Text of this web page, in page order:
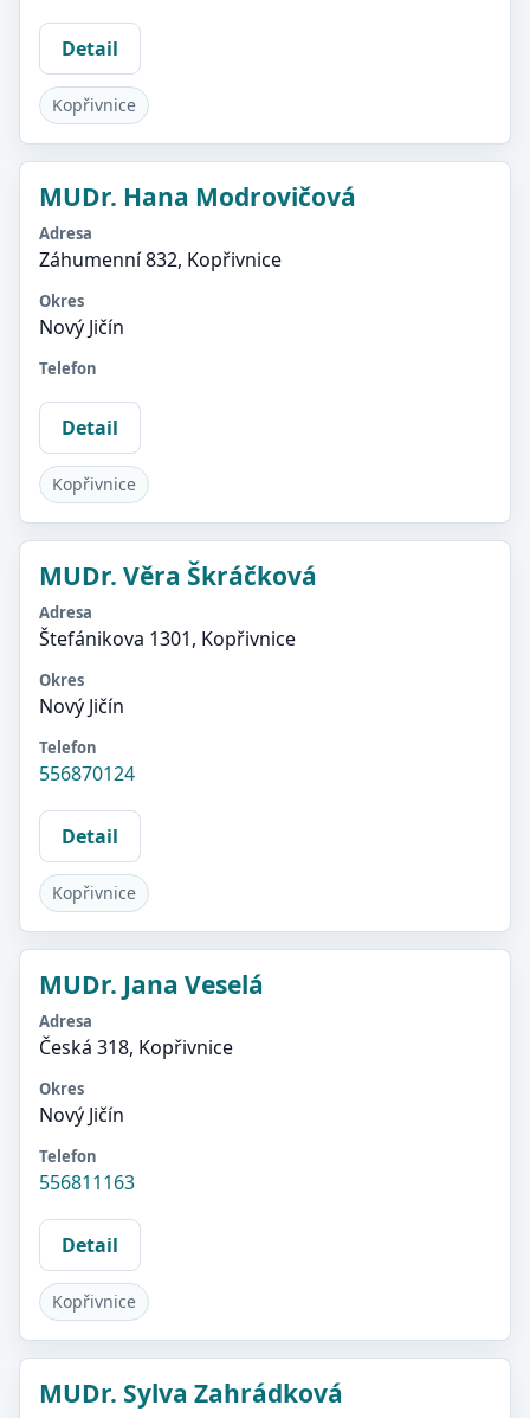
Detail
Kopřivnice
MUDr. Hana Modrovičová
Adresa
Záhumenní 832, Kopřivnice
Okres
Nový Jičín
Telefon
Detail
Kopřivnice
MUDr. Věra Škráčková
Adresa
Štefánikova 1301, Kopřivnice
Okres
Nový Jičín
Telefon
556870124
Detail
Kopřivnice
MUDr. Jana Veselá
Adresa
Česká 318, Kopřivnice
Okres
Nový Jičín
Telefon
556811163
Detail
Kopřivnice
MUDr. Sylva Zahrádková